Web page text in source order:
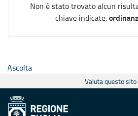
Non è stato trovato alcun
chiave indicate:
Ascolta
Valuta questo sito